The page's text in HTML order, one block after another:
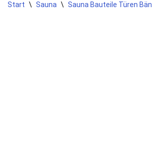
Start \ Sauna \ Sauna Bauteile Türen